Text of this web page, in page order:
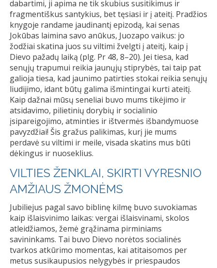
dabartimi, ji apima ne tik skubius susitikimus ir
fragmentiškus santykius, bet tęsiasi ir į ateitį. Pradžios
knygoje randame jaudinantį epizodą, kai senas
Jokūbas laimina savo anūkus, Juozapo vaikus: jo
žodžiai skatina juos su viltimi žvelgti į ateitį, kaip į
Dievo pažadų laiką (plg. Pr 48, 8–20). Jei tiesa, kad
senųjų trapumui reikia jaunųjų stiprybės, tai taip pat
galioja tiesa, kad jaunimo patirties stokai reikia senųjų
liudijimo, idant būtų galima išmintingai kurti ateitį.
Kaip dažnai mūsų seneliai buvo mums tikėjimo ir
atsidavimo, pilietinių dorybių ir socialinio
įsipareigojimo, atminties ir ištvermės išbandymuose
pavyzdžiai! Šis gražus palikimas, kurį jie mums
perdavė su viltimi ir meile, visada skatins mus būti
dėkingus ir nuoseklius.
VILTIES ŽENKLAI, SKIRTI VYRESNIO
AMŽIAUS ŽMONĖMS
Jubiliejus pagal savo biblinę kilmę buvo suvokiamas
kaip išlaisvinimo laikas: vergai išlaisvinami, skolos
atleidžiamos, žemė grąžinama pirminiams
savininkams. Tai buvo Dievo norėtos socialinės
tvarkos atkūrimo momentas, kai atitaisomos per
metus susikaupusios nelygybės ir priespaudos